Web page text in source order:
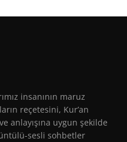
insanının maruz
reçetesini, Kur’an
anlayışına uygun şekilde
sesli sohbetler